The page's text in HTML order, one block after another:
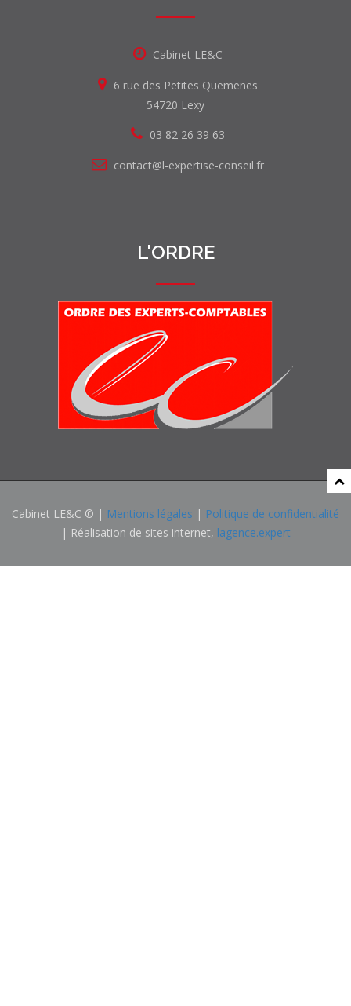
Cabinet LE&C
6 rue des Petites Quemenes
54720 Lexy
03 82 26 39 63
contact@l-expertise-conseil.fr
L'ORDRE
Cabinet LE&C © | Mentions légales | Politique de confidentialité
| Réalisation de sites internet, lagence.expert